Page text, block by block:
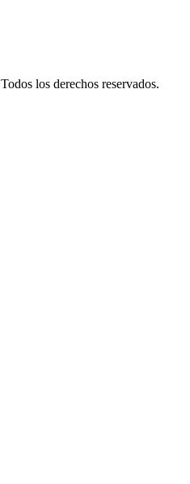
Todos los derechos reservados.